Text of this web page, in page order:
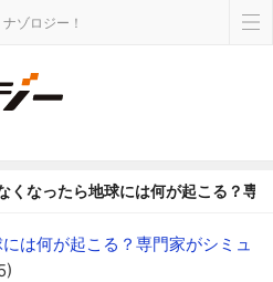
ゾロジー！
くなったら地球には何が起こる？専
は何が起こる？専門家がシミュ